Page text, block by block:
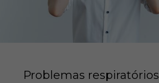
Problemas respiratórios